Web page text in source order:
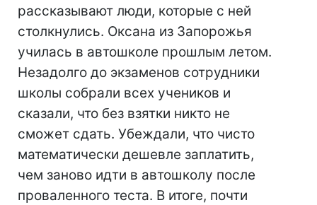
рассказывают люди, которые с ней
столкнулись. Оксана из Запорожья
училась в автошколе прошлым летом.
Незадолго до экзаменов сотрудники
школы собрали всех учеников и
сказали, что без взятки никто не
сможет сдать. Убеждали, что чисто
математически дешевле заплатить,
чем заново идти в автошколу после
проваленного теста. В итоге, почти